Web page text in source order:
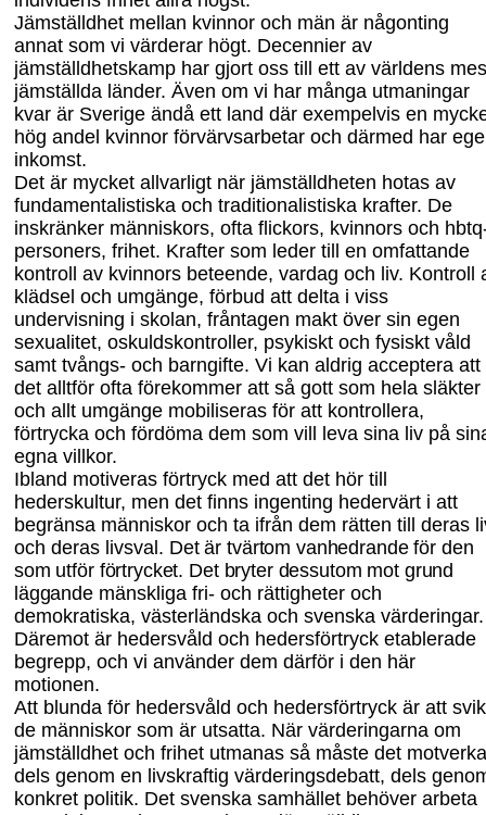
Jämställdhet mellan kvinnor och män är någonting
annat som vi värderar högt. Decennier av
jämställdhetskamp har gjort oss till ett av världens
jämställda länder. Även om vi har många utmaningar
kvar är Sverige ändå ett land där exempelvis en
hög andel kvinnor förvärvsarbetar och därmed har
inkomst.
Det är mycket allvarligt när jämställdheten hotas av
fundamentalistiska och traditionalistiska krafter. De
inskränker människors, ofta flickors, kvinnors och
personers, frihet. Krafter som leder till en omfattande
kontroll av kvinnors beteende, vardag och liv. Kontroll
klädsel och umgänge, förbud att delta i viss
undervisning i skolan, fråntagen makt över sin egen
sexualitet, oskuldskontroller, psykiskt och fysiskt våld
samt tvångs- och barngifte. Vi kan aldrig acceptera att
det alltför ofta förekommer att så gott som hela släkter
och allt umgänge mobiliseras för att kontrollera,
förtrycka och fördöma dem som vill leva sina liv på
egna villkor.
Ibland motiveras förtryck med att det hör till
hederskultur, men det finns ingenting hedervärt i att
begränsa människor och ta ifrån dem rätten till deras
och deras livsval. Det är tvärtom vanhedrande för den
som utför förtrycket. Det bryter dessutom mot grund
läggandemänskliga fri- och rättigheter och
demokratiska, västerländska och svenska värderingar.
Däremot är hedersvåld och hedersförtryck etablerade
begrepp, och vi använder dem därför i den här
motionen.
Att blunda för hedersvåld och hedersförtryck är att
de människor som är utsatta. När värderingarna om
jämställdhet och frihet utmanas så måste det
dels genom en livskraftig värderingsdebatt, dels
konkret politik. Det svenska samhället behöver arbeta